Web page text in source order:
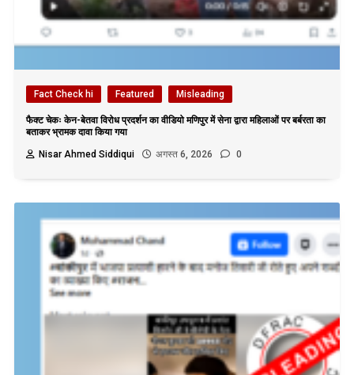
Fact Check hi Featured Misleading
फैक्ट चेकः केन-बेतवा विरोध प्रदर्शन का वीडियो मणिपुर में सेना द्वारा महिलाओं पर बर्बरता का
बताकर भ्रामक दावा किया गया
Nisar Ahmed Siddiqui
अगस्त 6, 2026 0